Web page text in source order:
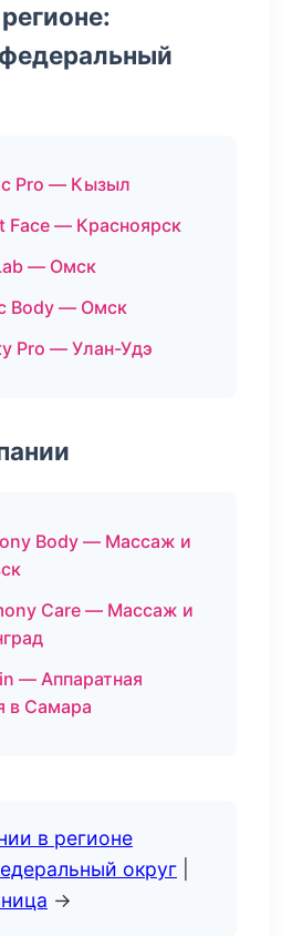
Pro — Кызыл
Face — Красноярск
— Омск
Body — Омск
Pro — Улан-Удэ
Body — Массаж и
Care — Массаж и
— Аппаратная
в Самара
в регионе
округ
→